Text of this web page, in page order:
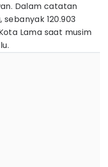
Dalam catatan
120.903
Lama saat musim